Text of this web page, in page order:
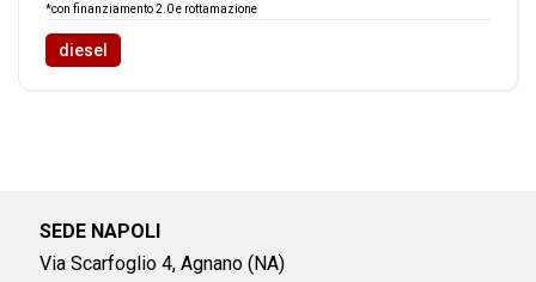
*con finanziamento 2.0 e rottamazione
diesel
SEDE NAPOLI
Via Scarfoglio 4, Agnano (NA)